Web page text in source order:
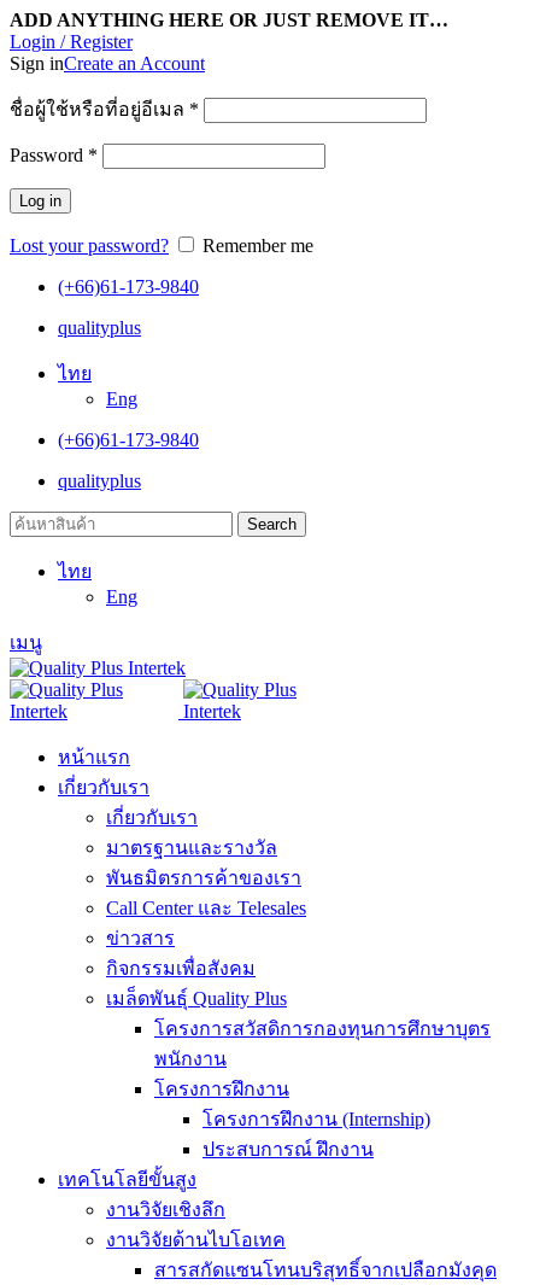
ADD ANYTHING HERE OR JUST REMOVE IT…
Login / Register
Sign inCreate an Account
ชื่อผู้ใช้หรือที่อยู่อีเมล *
Password *
Log in
Lost your password?
Remember me
(+66)61-173-9840
qualityplus
ไทย
Eng
(+66)61-173-9840
qualityplus
Search
ไทย
Eng
เมนู
หน้าแรก
เกี่ยวกับเรา
เกี่ยวกับเรา
มาตรฐานและรางวัล
พันธมิตรการค้าของเรา
Call Center และ Telesales
ข่าวสาร
กิจกรรมเพื่อสังคม
เมล็ดพันธุ์ Quality Plus
โครงการสวัสดิการกองทุนการศึกษาบุตร
พนักงาน
โครงการฝึกงาน
โครงการฝึกงาน (Internship)
ประสบการณ์ ฝึกงาน
เทคโนโลยีขั้นสูง
งานวิจัยเชิงลึก
งานวิจัยด้านไบโอเทค
สารสกัดแซนโทนบริสุทธิ์จากเปลือกมังคุด